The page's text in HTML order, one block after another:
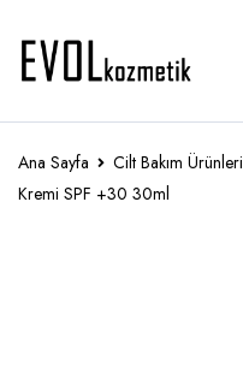
Ana Sayfa Cilt Bakım Ürünleri
Kremi SPF +30 30ml